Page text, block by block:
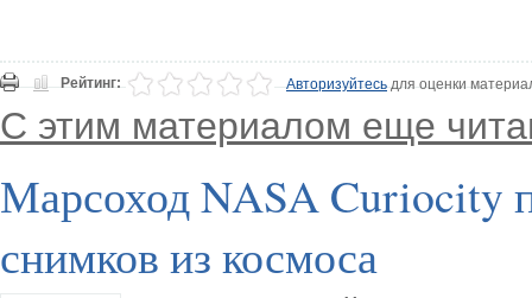
Рейтинг: Авторизуйтесьдля оценки
С этим материалом еще
Марсоход NASA Curiocity
снимков из космоса